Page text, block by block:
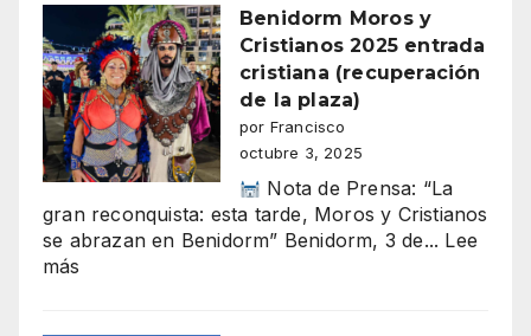
en
sintonía
66
Benidorm Moros y
Cristianos 2025 entrada
cristiana (recuperación
de la plaza)
por Francisco
octubre 3, 2025
Nota de Prensa: “La
gran reconquista: esta tarde, Moros y Cristianos
se abrazan en Benidorm” Benidorm, 3 de... Lee
más